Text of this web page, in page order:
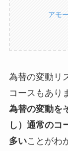
アモ
為替の変動リ
コースもあり
為替の変動を
し）通常のコ
多いことがわ